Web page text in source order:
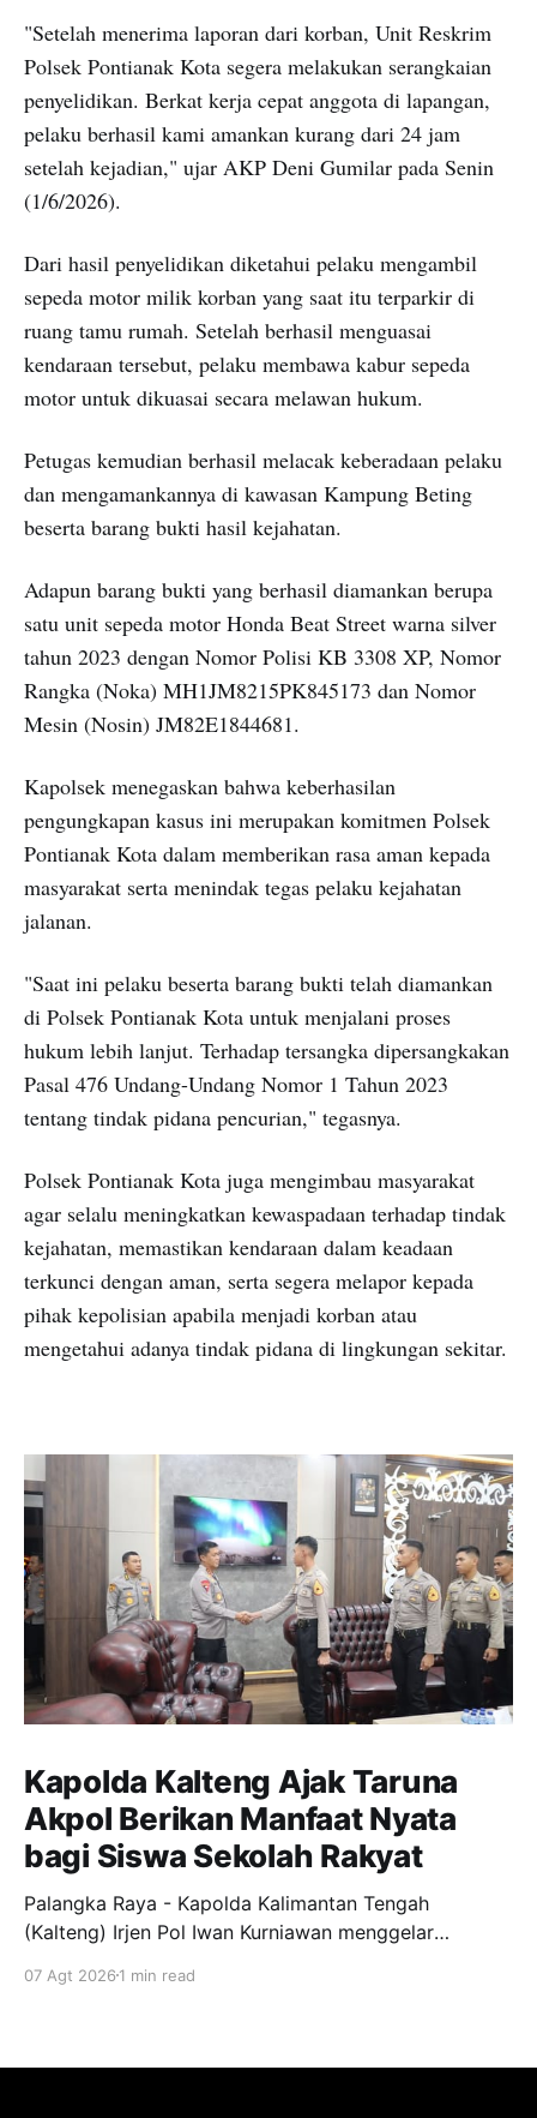
"Setelah menerima laporan dari korban, Unit Reskrim
Polsek Pontianak Kota segera melakukan serangkaian
penyelidikan. Berkat kerja cepat anggota di lapangan,
pelaku berhasil kami amankan kurang dari 24 jam
setelah kejadian," ujar AKP Deni Gumilar pada Senin
(1/6/2026).
Dari hasil penyelidikan diketahui pelaku mengambil
sepeda motor milik korban yang saat itu terparkir di
ruang tamu rumah. Setelah berhasil menguasai
kendaraan tersebut, pelaku membawa kabur sepeda
motor untuk dikuasai secara melawan hukum.
Petugas kemudian berhasil melacak keberadaan pelaku
dan mengamankannya di kawasan Kampung Beting
beserta barang bukti hasil kejahatan.
Adapun barang bukti yang berhasil diamankan berupa
satu unit sepeda motor Honda Beat Street warna silver
tahun 2023 dengan Nomor Polisi KB 3308 XP, Nomor
Rangka (Noka) MH1JM8215PK845173 dan Nomor
Mesin (Nosin) JM82E1844681.
Kapolsek menegaskan bahwa keberhasilan
pengungkapan kasus ini merupakan komitmen Polsek
Pontianak Kota dalam memberikan rasa aman kepada
masyarakat serta menindak tegas pelaku kejahatan
jalanan.
"Saat ini pelaku beserta barang bukti telah diamankan
di Polsek Pontianak Kota untuk menjalani proses
hukum lebih lanjut. Terhadap tersangka dipersangkakan
Pasal 476 Undang-Undang Nomor 1 Tahun 2023
tentang tindak pidana pencurian," tegasnya.
Polsek Pontianak Kota juga mengimbau masyarakat
agar selalu meningkatkan kewaspadaan terhadap tindak
kejahatan, memastikan kendaraan dalam keadaan
terkunci dengan aman, serta segera melapor kepada
pihak kepolisian apabila menjadi korban atau
mengetahui adanya tindak pidana di lingkungan sekitar.
Kapolda Kalteng Ajak Taruna
Akpol Berikan Manfaat Nyata
bagi Siswa Sekolah Rakyat
Palangka Raya - Kapolda Kalimantan Tengah
(Kalteng) Irjen Pol Iwan Kurniawan menggelar
tingkat IV bertempat di ruang kerjanya, Jumat
anak-anak di Sekolah Rakyat. Dalam kesempatannya,
07 Agt 2026 1 min read